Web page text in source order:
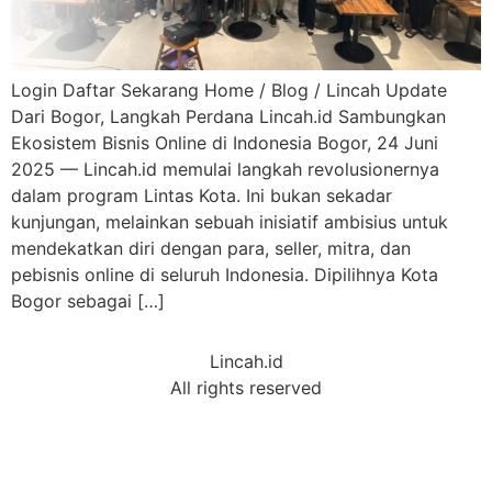
Login Daftar Sekarang Home / Blog / Lincah Update
Dari Bogor, Langkah Perdana Lincah.id Sambungkan
Ekosistem Bisnis Online di Indonesia Bogor, 24 Juni
2025 — Lincah.id memulai langkah revolusionernya
dalam program Lintas Kota. Ini bukan sekadar
kunjungan, melainkan sebuah inisiatif ambisius untuk
mendekatkan diri dengan para, seller, mitra, dan
pebisnis online di seluruh Indonesia. Dipilihnya Kota
Bogor sebagai […]
Lincah.id
All rights reserved